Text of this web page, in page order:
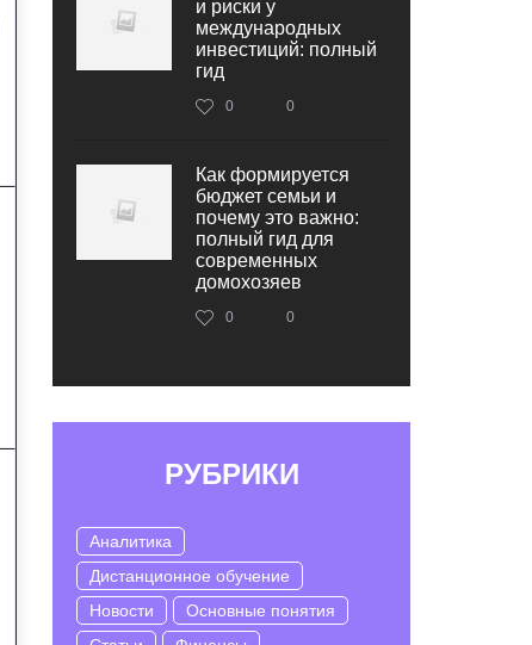
и риски у
международных
инвестиций: полный
гид
0 0
Как формируется
бюджет семьи и
почему это важно:
полный гид для
современных
домохозяев
0 0
РУБРИКИ
Аналитика
Дистанционное обучение
Новости
Основные понятия